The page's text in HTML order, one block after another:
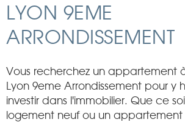
LYON 9EME
ARRONDISSEMENT
Vous recherchez un appartement
Lyon 9eme Arrondissement pour y
investir dans l'immobilier. Que ce
logement neuf ou un appartement